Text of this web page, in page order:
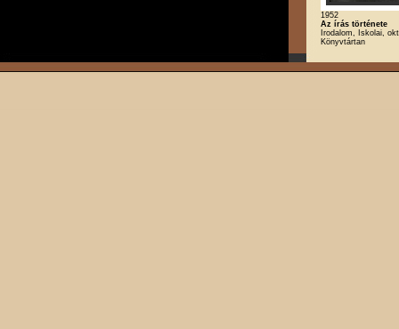
1952
Az írás története
Irodalom, Iskolai,
Könyvtártan